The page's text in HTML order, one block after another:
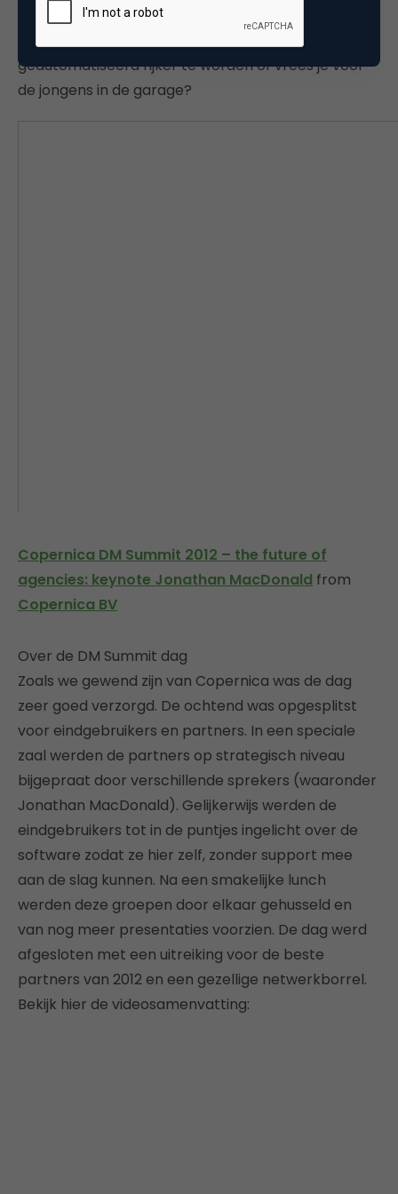
schuilplaats of juist een windmolen in deze tijden?
Gebruik je de alsmaar veranderende wereld om
geautomatiseerd rijker te worden of vrees je voor
de jongens in de garage?
Copernica DM Summit 2012 – the future of
agencies: keynote Jonathan MacDonald from
Copernica BV
Over de DM Summit dag
Zoals we gewend zijn van Copernica was de dag
zeer goed verzorgd. De ochtend was opgesplitst
voor eindgebruikers en partners. In een speciale
zaal werden de partners op strategisch niveau
bijgepraat door verschillende sprekers (waaronder
Jonathan MacDonald). Gelijkerwijs werden de
eindgebruikers tot in de puntjes ingelicht over de
software zodat ze hier zelf, zonder support mee
aan de slag kunnen. Na een smakelijke lunch
werden deze groepen door elkaar gehusseld en
van nog meer presentaties voorzien. De dag werd
afgesloten met een uitreiking voor de beste
partners van 2012 en een gezellige netwerkborrel.
Bekijk hier de videosamenvatting: